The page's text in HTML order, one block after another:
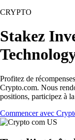
CRYPTO
Stakez
Profitez de
Crypto.com. Nous
positions, participez à
Commencer avec